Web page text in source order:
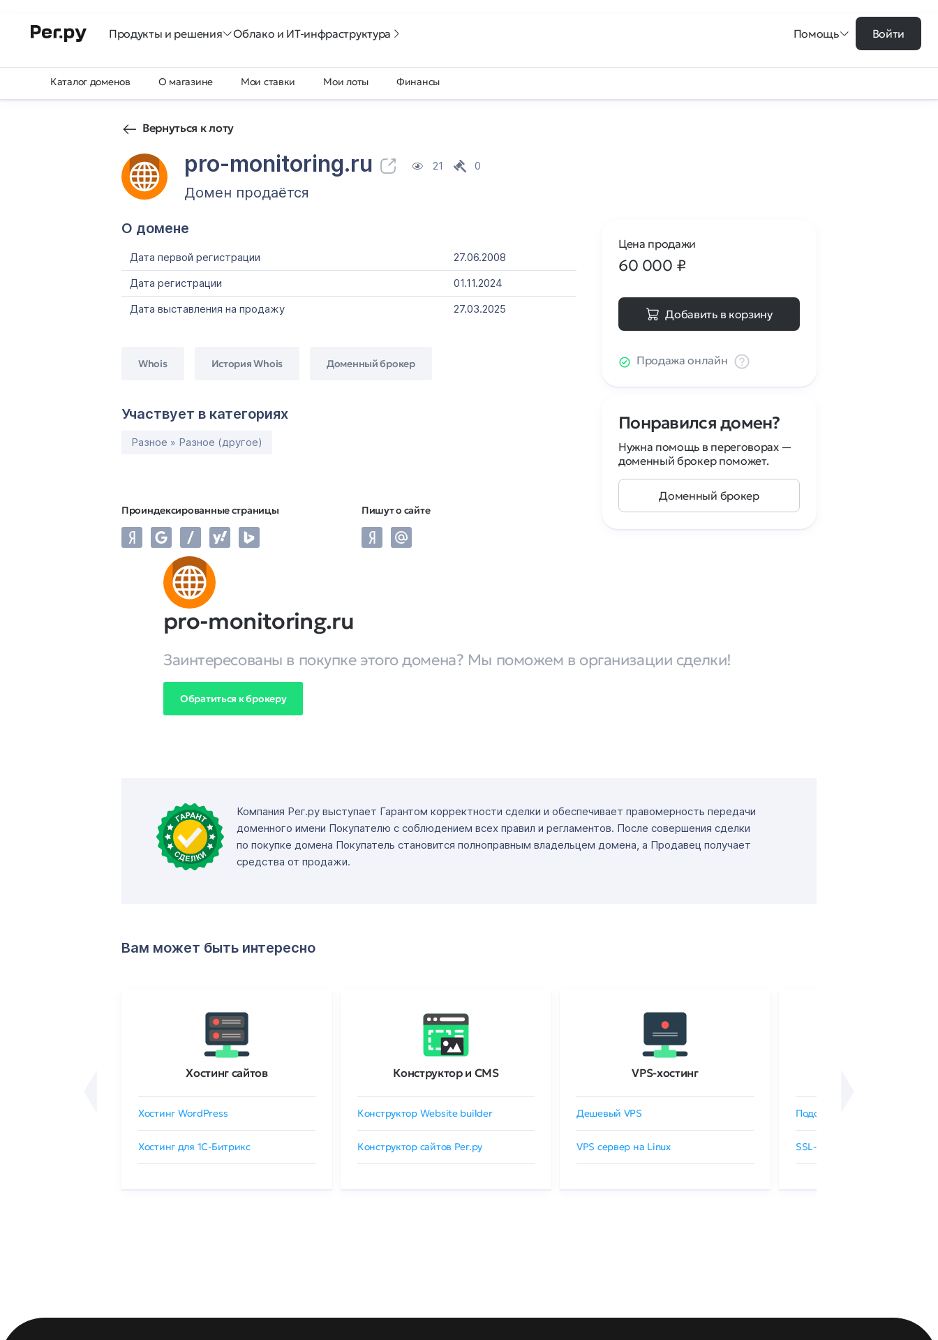
Продукты и решения Облако и ИТ-инфраструктура Помощь Войти
Каталог доменов О магазине Мои ставки Мои лоты Финансы
Вернуться к лоту
pro-monitoring.ru 21 0
Домен продаётся
О домене
Дата первой регистрации
27.06.2008
Дата регистрации
01.11.2024
Дата выставления на продажу
27.03.2025
Whois История Whois Доменный брокер
Участвует в категориях
Разное » Разное (другое)
Проиндексированные страницы Пишут о сайте
Цена продажи
60 000 ₽
Добавить в корзину
Продажа онлайн
Понравился домен?
Нужна помощь в переговорах —
доменный брокер поможет.
Доменный брокер
pro-monitoring.ru
Заинтересованы в покупке этого домена? Мы поможем в организации сделки!
Обратиться к брокеру
Компания Рег.ру выступает Гарантом корректности сделки и обеспечивает правомерность передачи
доменного имени Покупателю с соблюдением всех правил и регламентов. После совершения сделки
по покупке домена Покупатель становится полноправным владельцем домена, а Продавец получает
средства от продажи.
Вам может быть интересно
Хостинг сайтов
Хостинг WordPress
Хостинг для 1C-Битрикс
Конструктор и CMS
Конструктор Website builder
Конструктор сайтов Рег.ру
VPS-хостинг
Дешевый VPS
VPS сервер на Linux
Подобрать SSL-сертификат
SSL-сертификаты GlobalSign